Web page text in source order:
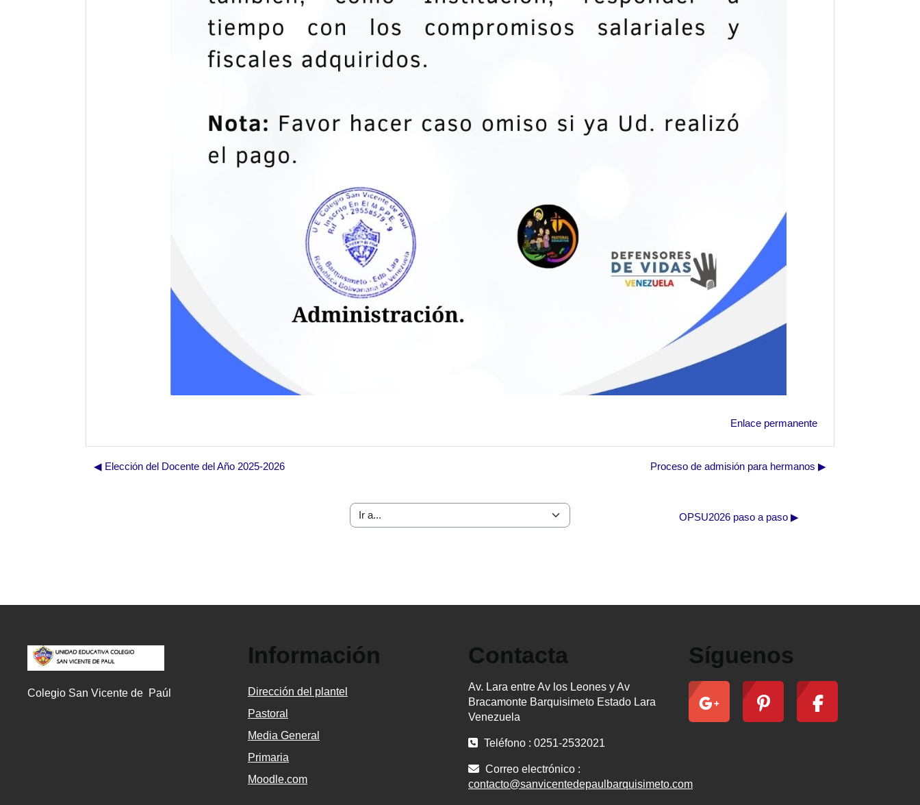
Enlace permanente
◀︎ Elección del Docente del Año 2025-2026 Proceso de admisión para hermanos ▶︎
Ir a... OPSU2026 paso a paso ▶︎
Colegio San Vicente de Paúl
Información
Dirección del plantel
Pastoral
Media General
Primaria
Moodle.com
Contacta
Av. Lara entre Av los Leones y Av
Bracamonte Barquisimeto Estado Lara
Venezuela
Teléfono : 0251-2532021
Correo electrónico :
contacto@sanvicentedepaulbarquisimeto.com
Síguenos